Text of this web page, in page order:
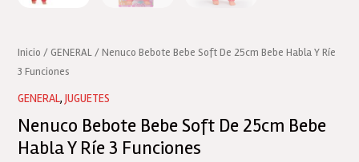
Inicio /GENERAL/ Nenuco Bebote Bebe Soft De 25cm Bebe Habla Y Ríe
3 Funciones
GENERAL,JUGUETES
Nenuco Bebote Bebe Soft De 25cm Bebe
Habla Y Ríe 3 Funciones